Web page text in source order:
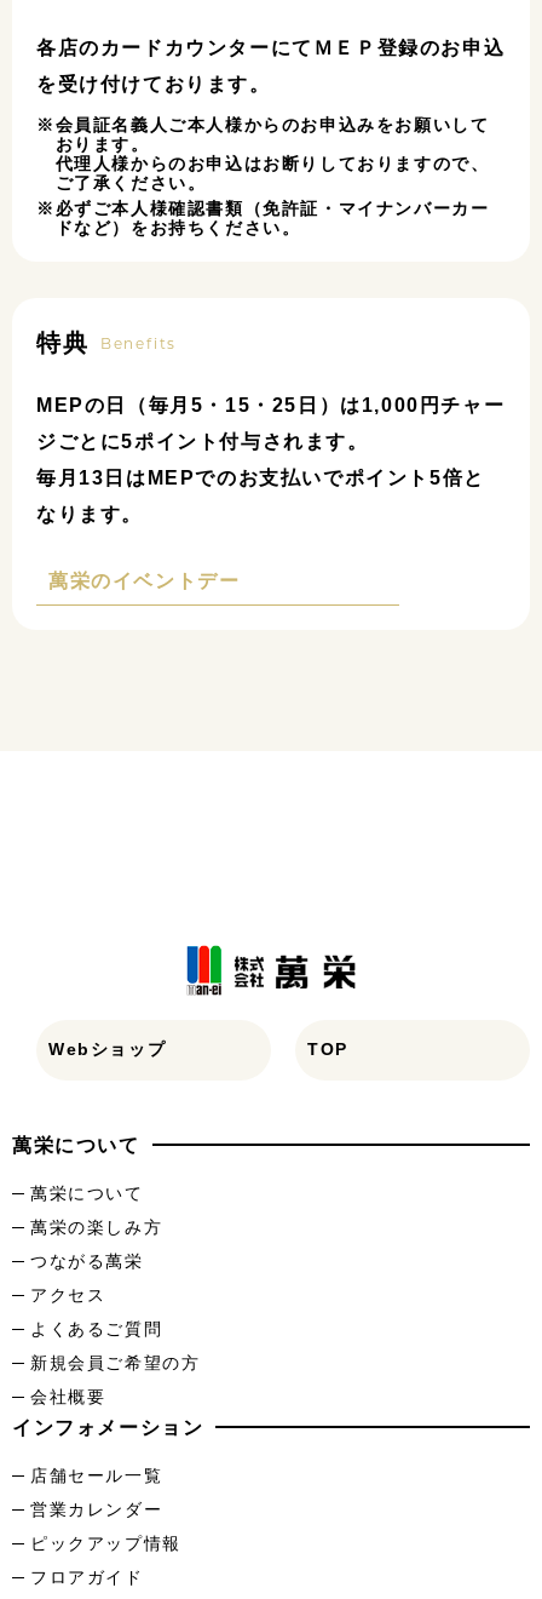
各店のカードカウンターにてＭＥＰ登録のお申込
を受け付けております。
会員証名義人ご本人様からのお申込みをお願いして
おります。
代理人様からのお申込はお断りしておりますので、
ご了承ください。
必ずご本人様確認書類（免許証・マイナンバーカー
ドなど）をお持ちください。
特典 Benefits
MEPの日（毎月5・15・25日）は1,000円チャー
ジごとに5ポイント付与されます。
毎月13日はMEPでのお支払いでポイント5倍と
なります。
萬栄のイベントデー
Webショップ TOP
萬栄について
萬栄について
萬栄の楽しみ方
つながる萬栄
アクセス
よくあるご質問
新規会員ご希望の方
会社概要
インフォメーション
店舗セール一覧
営業カレンダー
ピックアップ情報
フロアガイド